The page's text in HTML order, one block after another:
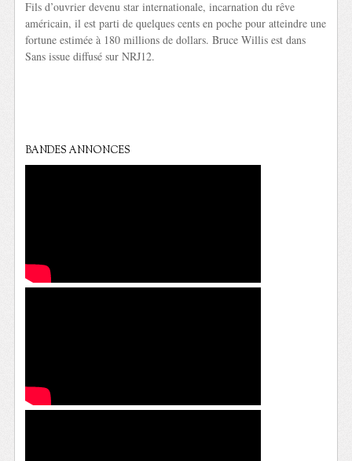
Fils d’ouvrier devenu star internationale, incarnation du rêve
américain, il est parti de quelques cents en poche pour atteindre une
fortune estimée à 180 millions de dollars. Bruce Willis est dans
Sans issue diffusé sur NRJ12.
BANDES ANNONCES